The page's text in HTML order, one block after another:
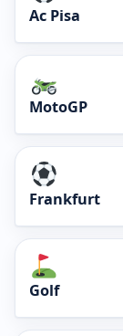
Ac Pisa
MotoGP
Frankfurt
Golf